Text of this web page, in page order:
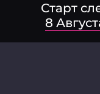
Старт
8